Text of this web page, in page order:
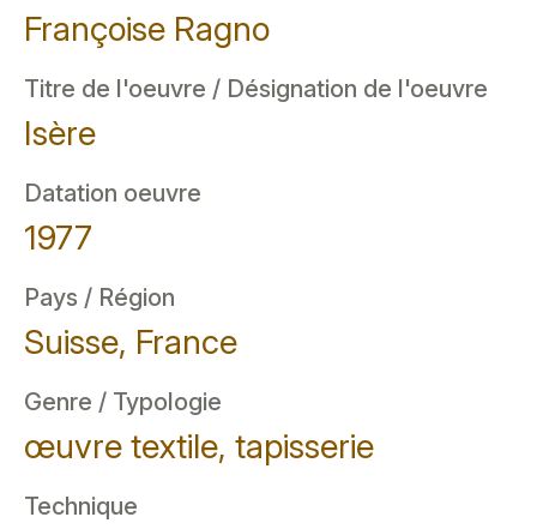
Françoise Ragno
Titre de l'oeuvre / Désignation de l'oeuvre
Isère
Datation oeuvre
1977
Pays / Région
Suisse, France
Genre / Typologie
œuvre textile, tapisserie
Technique